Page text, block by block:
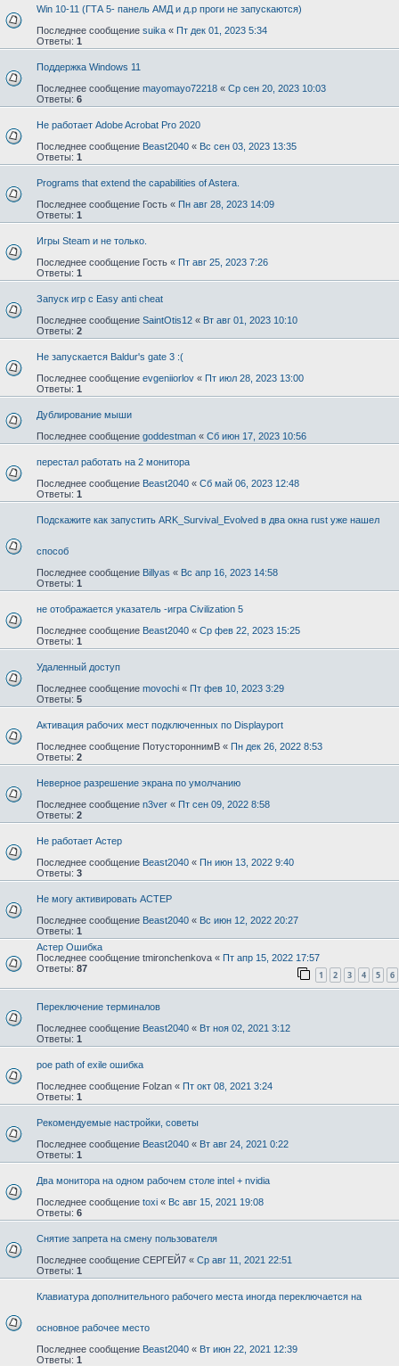
Win 10-11 (ГТА 5- панель АМД и д.р проги не запускаются)
Последнее сообщение suika « Пт дек 01, 2023 5:34
Ответы: 1
Поддержка Windows 11
Последнее сообщение mayomayo72218 « Ср сен 20, 2023 10:03
Ответы: 6
Не работает Adobe Acrobat Pro 2020
Последнее сообщение Beast2040 « Вс сен 03, 2023 13:35
Ответы: 1
Programs that extend the capabilities of Astera.
Последнее сообщение Гость « Пн авг 28, 2023 14:09
Ответы: 1
Игры Steam и не только.
Последнее сообщение Гость « Пт авг 25, 2023 7:26
Ответы: 1
Запуск игр с Easy anti cheat
Последнее сообщение SaintOtis12 « Вт авг 01, 2023 10:10
Ответы: 2
Не запускается Baldur's gate 3 :(
Последнее сообщение evgeniiorlov « Пт июл 28, 2023 13:00
Ответы: 1
Дублирование мыши
Последнее сообщение goddestman « Сб июн 17, 2023 10:56
перестал работать на 2 монитора
Последнее сообщение Beast2040 « Сб май 06, 2023 12:48
Ответы: 1
Подскажите как запустить ARK_Survival_Evolved в два окна rust уже нашел
способ
Последнее сообщение Billyas « Вс апр 16, 2023 14:58
Ответы: 1
не отображается указатель -игра Civilization 5
Последнее сообщение Beast2040 « Ср фев 22, 2023 15:25
Ответы: 1
Удаленный доступ
Последнее сообщение movochi « Пт фев 10, 2023 3:29
Ответы: 5
Активация рабочих мест подключенных по Displayport
Последнее сообщение ПотустороннимВ « Пн дек 26, 2022 8:53
Ответы: 2
Неверное разрешение экрана по умолчанию
Последнее сообщение n3ver « Пт сен 09, 2022 8:58
Ответы: 2
Не работает Астер
Последнее сообщение Beast2040 « Пн июн 13, 2022 9:40
Ответы: 3
Не могу активировать АСТЕР
Последнее сообщение Beast2040 « Вс июн 12, 2022 20:27
Ответы: 1
Астер Ошибка
Последнее сообщение tmironchenkova « Пт апр 15, 2022 17:57
Ответы: 87
1 2 3 4 5 6
Переключение терминалов
Последнее сообщение Beast2040 « Вт ноя 02, 2021 3:12
Ответы: 1
poe path of exile ошибка
Последнее сообщение Folzan « Пт окт 08, 2021 3:24
Ответы: 1
Рекомендуемые настройки, советы
Последнее сообщение Beast2040 « Вт авг 24, 2021 0:22
Ответы: 1
Два монитора на одном рабочем столе intel + nvidia
Последнее сообщение toxi « Вс авг 15, 2021 19:08
Ответы: 6
Снятие запрета на смену пользователя
Последнее сообщение СЕРГЕЙ7 « Ср авг 11, 2021 22:51
Ответы: 1
Клавиатура дополнительного рабочего места иногда переключается на
основное рабочее место
Последнее сообщение Beast2040 « Вт июн 22, 2021 12:39
Ответы: 1